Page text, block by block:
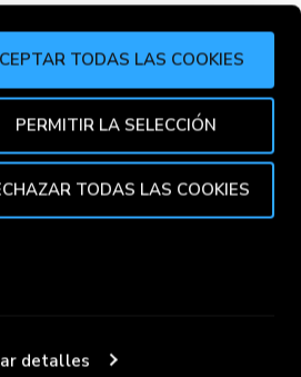
detalles
TODAS LAS COOKIES
PERMITIR LA SELECCIÓN
TODAS LAS COOKIES